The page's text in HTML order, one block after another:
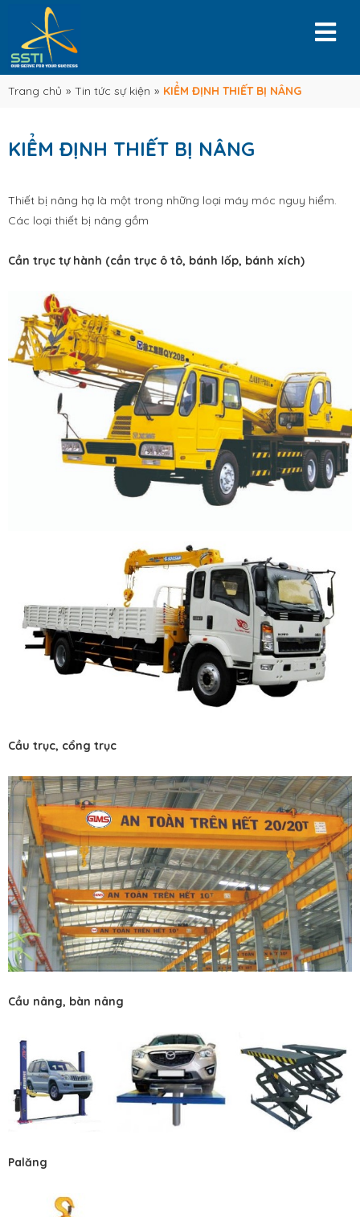
Trang chủ » Tin tức sự kiện » KIỂM ĐỊNH THIẾT BỊ NÂNG
KIỂM ĐỊNH THIẾT BỊ NÂNG
Thiết bị nâng hạ là một trong những loại máy móc nguy hiểm.
Các loại thiết bị nâng gồm
Cần trục tự hành (cần trục ô tô, bánh lốp, bánh xích)
Cầu trục, cổng trục
Cầu nâng, bàn nâng
Palăng